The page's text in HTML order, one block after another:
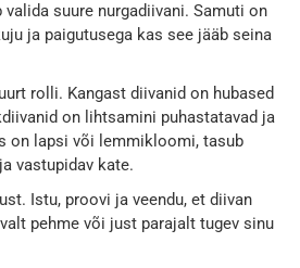
suure nurgadiivani. Samuti on
ja paigutusega kas see jääb seina
rolli. Kangast diivanid on hubased
on lihtsamini puhastatavad ja
on lapsi või lemmikloomi, tasub
vastupidav kate.
Istu, proovi ja veendu, et diivan
pehme või just parajalt tugev sinu